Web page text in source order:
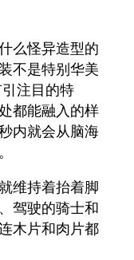
么怪异造型的
不是特别华美
注目的特
都能融入的样
内就会从脑海
维持着抬着脚
驾驶的骑士和
木片和肉片都